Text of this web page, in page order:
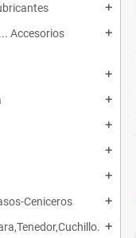
add
Accesorios
add
add
add
add
add
add
Ceniceros add
add